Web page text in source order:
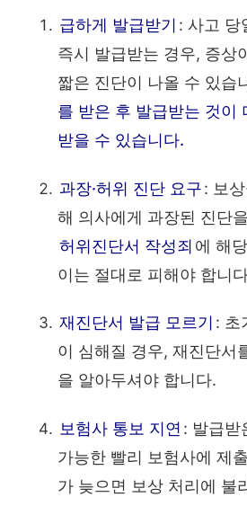
급하게 발급받기 : 사고 당
즉시 발급받는 경우, 증상
짧은 진단이 나올 수 있습
를 받은 후 발급받는 것이
받을 수 있습니다.
과장·허위 진단 요구: 보
해 의사에게 과장된 진단
허위진단서 작성죄 에 해
이는 절대로 피해야 합니
재진단서 발급 모르기 : 초
이 심해질 경우, 재진단서
을 알아두셔야 합니다.
보험사 통보 지연 : 발급받
가능한 빨리 보험사에 제
가 늦으면 보상 처리에 불